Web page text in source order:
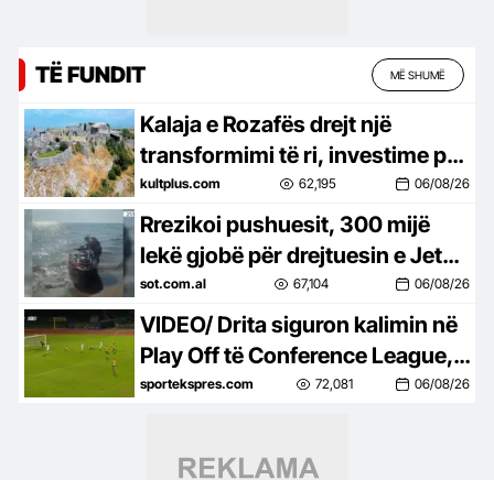
TË FUNDIT MË SHUMË
Kalaja e Rozafës drejt një
transformimi të ri, investime për
trashëgiminë dhe turizmin
kultplus.com 62,195 06/08/26
Rrezikoi pushuesit, 300 mijë
lekë gjobë për drejtuesin e Jet
Ski në Zvërnec
sot.com.al 67,104 06/08/26
VIDEO/ Drita siguron kalimin në
Play Off të Conference League, e
mbyll me një ndeshje takimin
sportekspres.com 72,081 06/08/26